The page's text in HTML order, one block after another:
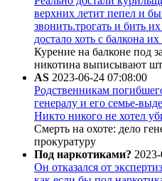
верхних летит пепел и
звонить.трогать и бить
достало хоть с балкона
Курение на балконе под
никотина выписывают
AS 2023-06-24 07:08:00
Родственникам
генералу и его семье-
Никто никого не хотел
Смерть на охоте: дело
прокуратуру
Под наркотиками?
Он отказался от